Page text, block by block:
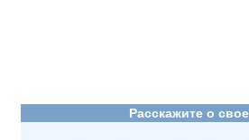
Расскажите о